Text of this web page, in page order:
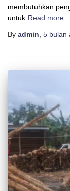
membutuhkan
untuk Read more…
By admin 5 bulan